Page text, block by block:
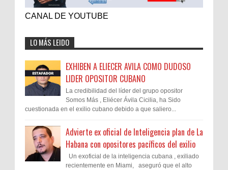
CANAL DE YOUTUBE
LO MÁS LEIDO
EXHIBEN A ELIECER AVILA COMO DUDOSO
LIDER OPOSITOR CUBANO
La credibilidad del líder del grupo opositor
Somos Más , Eliécer Ávila Cicilia, ha Sido
cuestionada en el exilio cubano debido a que saliero...
Advierte ex oficial de Inteligencia plan de La
Habana con opositores pacíficos del exilio
Un exoficial de la inteligencia cubana , exiliado
recientemente en Miami, aseguró que el alto